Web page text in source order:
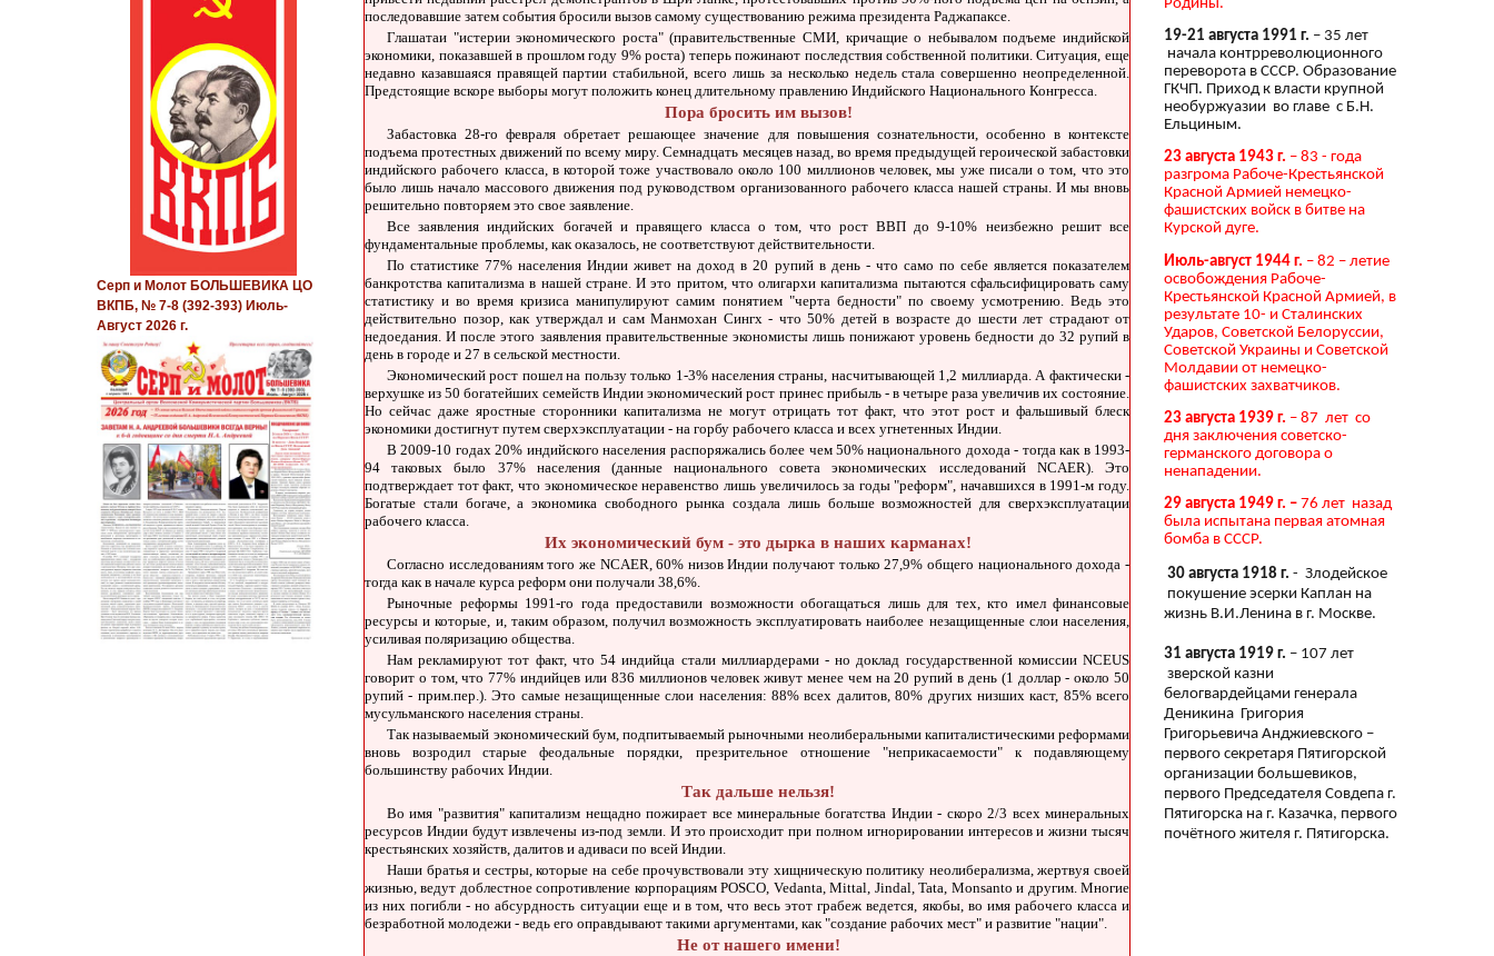
последовавшие затем события бросили вызов самому существованию режима президента Раджапаксе.
Глашатаи "истерии экономического роста" (правительственные СМИ, кричащие о небывалом подъеме индийской
экономики, показавшей в прошлом году 9% роста) теперь пожинают последствия собственной политики. Ситуация, еще
недавно казавшаяся правящей партии стабильной, всего лишь за несколько недель стала совершенно неопределенной.
Предстоящие вскоре выборы могут положить конец длительному правлению Индийского Национального Конгресса.
Пора бросить им вызов!
Забастовка 28-го февраля обретает решающее значение для повышения сознательности, особенно в контексте
подъема протестных движений по всему миру. Семнадцать месяцев назад, во время предыдущей героической забастовки
индийского рабочего класса, в которой тоже участвовало около 100 миллионов человек, мы уже писали о том, что это
было лишь начало массового движения под руководством организованного рабочего класса нашей страны. И мы вновь
решительно повторяем это свое заявление.
Все заявления индийских богачей и правящего класса о том, что рост ВВП до 9-10% неизбежно решит все
фундаментальные проблемы, как оказалось, не соответствуют действительности.
По статистике 77% населения Индии живет на доход в 20 рупий в день - что само по себе является показателем
банкротства капитализма в нашей стране. И это притом, что олигархи капитализма пытаются сфальсифицировать саму
статистику и во время кризиса манипулируют самим понятием "черта бедности" по своему усмотрению. Ведь это
действительно позор, как утверждал и сам Манмохан Сингх - что 50% детей в возрасте до шести лет страдают от
недоедания. И после этого заявления правительственные экономисты лишь понижают уровень бедности до 32 рупий в
день в городе и 27 в сельской местности.
Экономический рост пошел на пользу только 1-3% населения страны, насчитывающей 1,2 миллиарда. А фактически -
верхушке из 50 богатейших семейств Индии экономический рост принес прибыль - в четыре раза увеличив их состояние.
Но сейчас даже яростные сторонники капитализма не могут отрицать тот факт, что этот рост и фальшивый блеск
экономики достигнут путем сверхэксплуатации - на горбу рабочего класса и всех угнетенных Индии.
В 2009-10 годах 20% индийского населения распоряжались более чем 50% национального дохода - тогда как в 1993-
94 таковых было 37% населения (данные национального совета экономических исследований NCAER). Это
подтверждает тот факт, что экономическое неравенство лишь увеличилось за годы "реформ", начавшихся в 1991-м году.
Богатые стали богаче, а экономика свободного рынка создала лишь больше возможностей для сверхэксплуатации
рабочего класса.
Их экономический бум - это дырка в наших карманах!
Согласно исследованиям того же NCAER, 60% низов Индии получают только 27,9% общего национального дохода -
тогда как в начале курса реформ они получали 38,6%.
Рыночные реформы 1991-го года предоставили возможности обогащаться лишь для тех, кто имел финансовые
ресурсы и которые, и, таким образом, получил возможность эксплуатировать наиболее незащищенные слои населения,
усиливая поляризацию общества.
Нам рекламируют тот факт, что 54 индийца стали миллиардерами - но доклад государственной комиссии NCEUS
говорит о том, что 77% индийцев или 836 миллионов человек живут менее чем на 20 рупий в день (1 доллар - около 50
рупий - прим.пер.). Это самые незащищенные слои населения: 88% всех далитов, 80% других низших каст, 85% всего
мусульманского населения страны.
Так называемый экономический бум, подпитываемый рыночными неолиберальными капиталистическими реформами
вновь возродил старые феодальные порядки, презрительное отношение "неприкасаемости" к подавляющему
большинству рабочих Индии.
Так дальше нельзя!
Во имя "развития" капитализм нещадно пожирает все минеральные богатства Индии - скоро 2/3 всех минеральных
ресурсов Индии будут извлечены из-под земли. И это происходит при полном игнорировании интересов и жизни тысяч
крестьянских хозяйств, далитов и адиваси по всей Индии.
Наши братья и сестры, которые на себе прочувствовали эту хищническую политику неолиберализма, жертвуя своей
жизнью, ведут доблестное сопротивление корпорациям POSCO, Vedanta, Mittal, Jindal, Tata, Monsanto и другим. Многие
из них погибли - но абсурдность ситуации еще и в том, что весь этот грабеж ведется, якобы, во имя рабочего класса и
безработной молодежи - ведь его оправдывают такими аргументами, как "создание рабочих мест" и развитие "нации".
Не от нашего имени!
Серп и Молот БОЛЬШЕВИКА ЦО
ВКПБ, № 7-8 (392-393) Июль-
Август 2026 г.
Родины.
19-21 августа 1991 г. – 35 лет
начала контрреволюционного
переворота в СССР. Образование
ГКЧП. Приход к власти крупной
необуржуазии во главе с Б.Н.
Ельциным.
23 августа 1943 г. – 83 - года
разгрома Рабоче-Крестьянской
Красной Армией немецко-
фашистских войск в битве на
Курской дуге.
Июль-август 1944 г. – 82 – летие
освобождения Рабоче-
Крестьянской Красной Армией, в
результате 10- и Сталинских
Ударов, Советской Белоруссии,
Советской Украины и Советской
Молдавии от немецко-
фашистских захватчиков.
23 августа 1939 г. – 87 лет со
дня заключения советско-
германского договора о
ненападении.
29 августа 1949 г. – 76 лет назад
была испытана первая атомная
бомба в СССР.
30 августа 1918 г. - Злодейское
покушение эсерки Каплан на
жизнь В.И.Ленина в г. Москве.
31 августа 1919 г. – 107 лет
зверской казни
белогвардейцами генерала
Деникина Григория
Григорьевича Анджиевского –
первого секретаря Пятигорской
организации большевиков,
первого Председателя Совдепа г.
Пятигорска на г. Казачка, первого
почётного жителя г. Пятигорска.